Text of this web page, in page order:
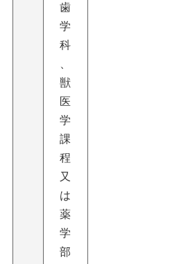
歯
学
科
獣
医
学
課
程
又
は
薬
学
部